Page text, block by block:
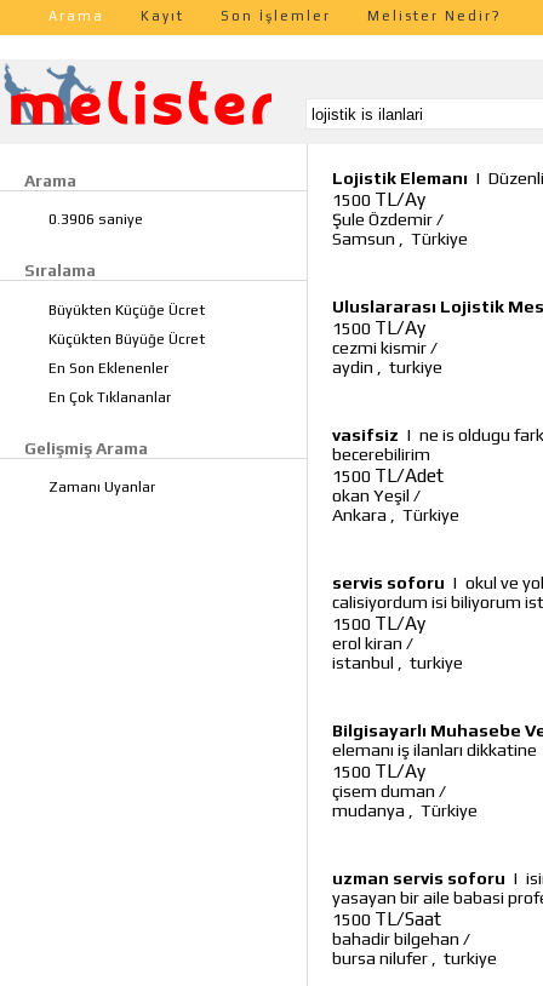
Arama Kayıt Son İşlemler Melister Nedir?
Arama
0.3906 saniye
Sıralama
Büyükten Küçüğe Ücret
Küçükten Büyüğe Ücret
En Son Eklenenler
En Çok Tıklananlar
Gelişmiş Arama
Zamanı Uyanlar
Lojistik Elemanı |
1500 TL/Ay
Şule Özdemir/
Samsun
Türkiye
Uluslararası Lojistik
1500 TL/Ay
cezmi kismir/
aydin
turkiye
vasifsiz | ne is oldugu
becerebilirim
1500 TL/Adet
okan Yeşil /
Ankara
Türkiye
servis soforu | okul ve
calisiyordum isi biliyorum
1500 TL/Ay
erol kiran /
istanbul
turkiye
Bilgisayarlı Muhasebe
elemanı iş ilanları dikkatine
1500 TL/Ay
çisem duman /
mudanya
Türkiye
uzman servis soforu |
yasayan bir aile babasi
1500 TL/Saat
bahadir bilgehan /
bursa nilufer
turkiye